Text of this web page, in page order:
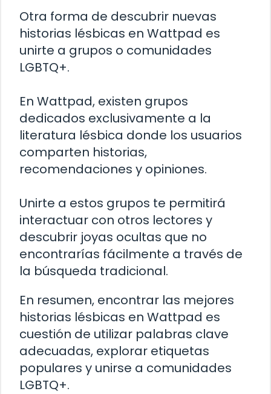
Otra forma de descubrir nuevas
historias lésbicas en Wattpad es
unirte a grupos o comunidades
LGBTQ+.
En Wattpad, existen grupos
dedicados exclusivamente a la
literatura lésbica donde los usuarios
comparten historias,
recomendaciones y opiniones.
Unirte a estos grupos te permitirá
interactuar con otros lectores y
descubrir joyas ocultas que no
encontrarías fácilmente a través de
la búsqueda tradicional.
En resumen, encontrar las mejores
historias lésbicas en Wattpad es
cuestión de utilizar palabras clave
adecuadas, explorar etiquetas
populares y unirse a comunidades
LGBTQ+.